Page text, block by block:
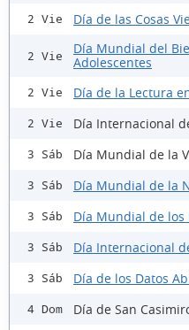
2 Vie Día de las Cosas
2 Vie
Día Mundial del
Adolescentes
2 Vie Día de la Lectura
2 Vie Día Internacional
3 Sáb Día Mundial de la
3 Sáb Día Mundial de la
3 Sáb Día Mundial de
3 Sáb Día Internacional
3 Sáb Día de los Datos
4 Dom Día de San